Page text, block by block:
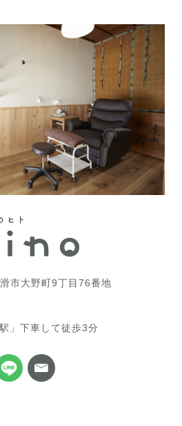
市大野町9丁目76番地
」下車して徒歩3分